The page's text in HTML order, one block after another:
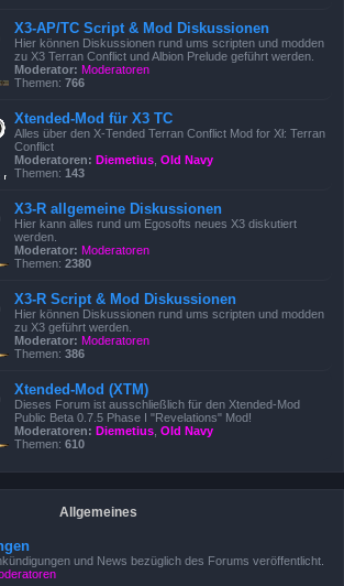
X3-AP/TC Script & Mod Diskussionen
Hier können Diskussionen rund ums scripten und modden
zu X3 Terran Conflict und Albion Prelude geführt werden.
Moderator: Moderatoren
Themen: 766
Xtended-Mod für X3 TC
Alles über den X-Tended Terran Conflict Mod for Xł: Terran
Conflict
Moderatoren: Diemetius Old Navy
Themen: 143
X3-R allgemeine Diskussionen
Hier kann alles rund um Egosofts neues X3 diskutiert
werden.
Moderator: Moderatoren
Themen: 2380
X3-R Script & Mod Diskussionen
Hier können Diskussionen rund ums scripten und modden
zu X3 geführt werden.
Moderator: Moderatoren
Themen: 386
Xtended-Mod (XTM)
Dieses Forum ist ausschließlich für den Xtended-Mod
Public Beta 0.7.5 Phase I "Revelations" Mod!
Moderatoren: Diemetius Old Navy
Themen: 610
Allgemeines
und News bezüglich des Forums veröffentlicht.